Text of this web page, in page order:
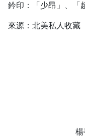
鈐印：「少昂」、「
來源：北美私人收藏
楊